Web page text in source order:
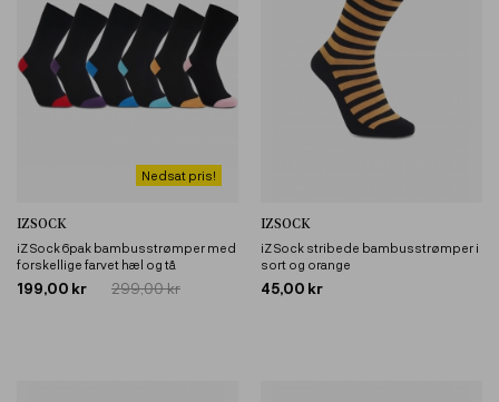
Nedsat pris!
IZSOCK
iZ Sock 6pak bambusstrømper med
forskellige farvet hæl og tå
199,00 kr 299,00 kr
IZSOCK
iZ Sock stribede bambusstrømper i
sort og orange
45,00 kr